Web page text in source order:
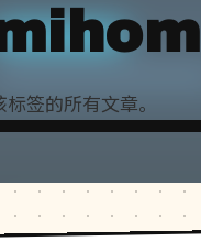
标签的所有文章。